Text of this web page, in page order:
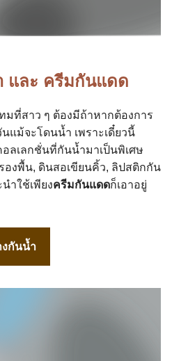
และ ครีมกันแดด
ทมที่สาว ๆ ต้องมีถ้าหากต้องการ
แม้จะโดนน้ำ เพราะเดี๋ยวนี้
ลเลกชั่นที่กันน้ำมาเป็นพิเศษ
องพื้น, ดินสอเขียนคิ้ว, ลิปสติกกัน
ำใช้เพียงครีมกันแดดก็เอาอยู่
งกันน้ำ